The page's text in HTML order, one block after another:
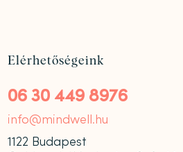
Elérhetőségeink
06 30 449 8976
info@mindwell.hu
1122 Budapest